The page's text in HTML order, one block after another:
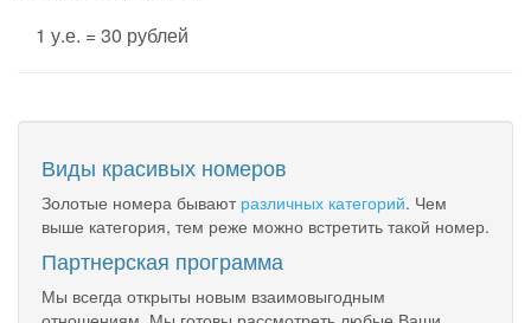
1 у.е. = 30 рублей
Виды красивых номеров
Золотые номера бывают различных категорий. Чем
выше категория, тем реже можно встретить такой номер.
Партнерская программа
Мы всегда открыты новым взаимовыгодным